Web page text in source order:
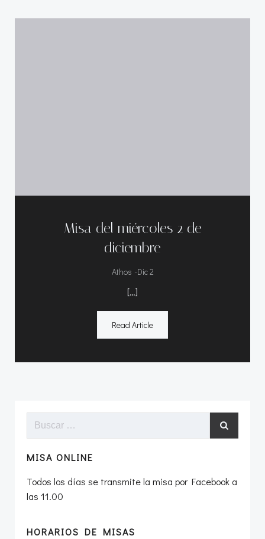
Misa del miércoles 2 de
diciembre
Athos -Dic 2
[…]
Read Article
Buscar:
MISA ONLINE
Todos los días se transmite la misa por Facebook a
las 11.00
HORARIOS DE MISAS